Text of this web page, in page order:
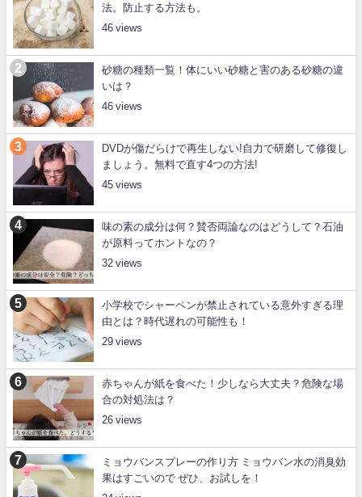
法。防止する方法も。
46
砂糖の種類一覧！体にいい砂糖と害のある砂糖の違
いは？
46
DVDが傷だらけで再生しない!自力で研磨して修復し
ましょう。無料で直す4つの方法!
45
味の素の成分は何？賛否両論なのはどうして？石油
が原料ってホントなの？
32
小学校でシャーペンが禁止されている意外すぎる理
由とは？時代遅れの可能性も！
29
赤ちゃんが紙を食べた！少しなら大丈夫？危険な場
合の対処法は？
26
ミョウバンスプレーの作り方 ミョウバン水の消臭効
果はすごいので ぜひ、お試しを！